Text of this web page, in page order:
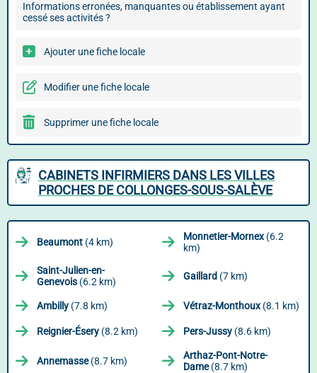
Informations erronées, manquantes ou établissement ayant
cessé ses activités ?
Ajouter une fiche locale
Modifier une fiche locale
Supprimer une fiche locale
CABINETS INFIRMIERS DANS LES VILLES
PROCHES DE COLLONGES-SOUS-SALÈVE
Beaumont (4 km) Monnetier-Mornex(6.2
km)
Saint-Julien-en-
Genevois (6.2 km) Gaillard (7 km)
Ambilly (7.8 km) Vétraz-Monthoux(8.1 km)
Reignier-Ésery (8.2 km) Pers-Jussy (8.6 km)
Annemasse(8.7 km)
Arthaz-Pont-Notre-
Dame(8.7 km)